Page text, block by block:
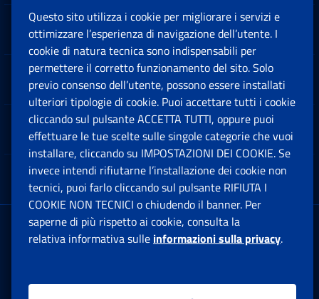
Sedi e Contatti
Software
Note Legali
App mobile
Sede Legale : Via Ciro il Grande, 21
00144 Roma
Questo sito utilizza i cookie per migliorare i servizi e
ottimizzare l’esperienza di navigazione dell’utente. I
cookie di natura tecnica sono indispensabili per
permettere il corretto funzionamento del sito. Solo
previo consenso dell’utente, possono essere installati
ulteriori tipologie di cookie. Puoi accettare tutti i cookie
cliccando sul pulsante ACCETTA TUTTI, oppure puoi
effettuare le tue scelte sulle singole categorie che vuoi
installare, cliccando su IMPOSTAZIONI DEI COOKIE. Se
invece intendi rifiutarne l’installazione dei cookie non
tecnici, puoi farlo cliccando sul pulsante RIFIUTA I
COOKIE NON TECNICI o chiudendo il banner. Per
saperne di più rispetto ai cookie, consulta la
relativa informativa sulle informazioni sulla privacy.